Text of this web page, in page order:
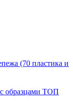
(70 пластика и
образцами ТОП